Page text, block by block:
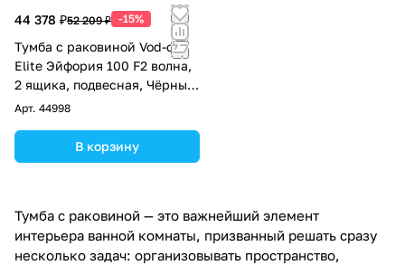
44 378 ₽52 209 ₽ -15%
Тумба с раковиной Vod-ok
Elite Эйфория 100 F2 волна,
2 ящика, подвесная, Чёрный
янтарь RAL 9005
Арт. 44998
В корзину
Тумба с раковиной — это важнейший элемент
интерьера ванной комнаты, призванный решать сразу
несколько задач: организовывать пространство,